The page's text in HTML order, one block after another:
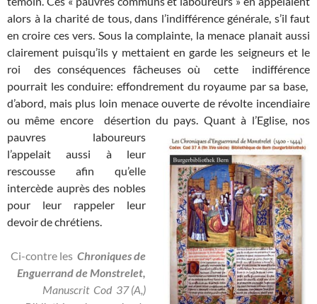
alors à la charité de tous, dans l’indifférence générale, s’il faut
en croire ces vers. Sous la complainte, la menace planait aussi
clairement puisqu’ils y mettaient en garde les seigneurs et le
roi des conséquences fâcheuses où cette indifférence
pourrait les conduire: effondrement du royaume par sa base,
d’abord, mais plus loin menace ouverte de révolte incendiaire
ou même encore désertion du pays. Quant à l’Eglise, nos
pauvres laboureurs
l’appelait aussi à leur
rescousse afin qu’elle
intercède auprès des nobles
pour leur rappeler leur
devoir de chrétiens.
Ci-contre les Chroniques de
Enguerrand de Monstrelet,
Manuscrit Cod 37 (A,)